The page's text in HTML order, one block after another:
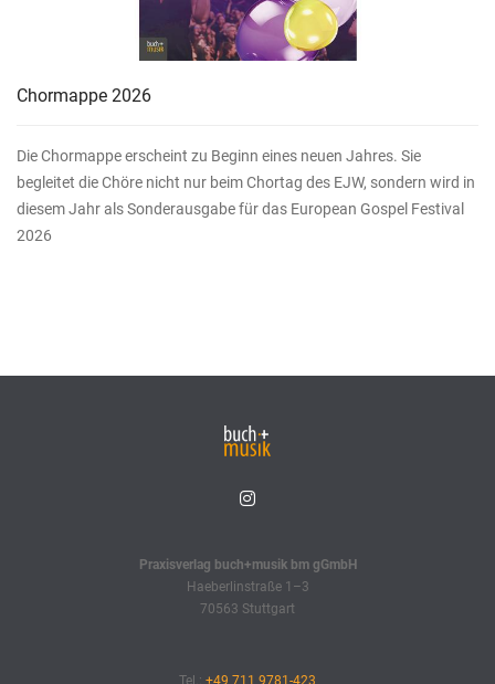
Chormappe 2026
Die Chormappe erscheint zu Beginn eines neuen Jahres. Sie
begleitet die Chöre nicht nur beim Chortag des EJW, sondern wird in
diesem Jahr als Sonderausgabe für das European Gospel Festival
2026
Praxisverlag buch+musik bm gGmbH
Haeberlinstraße 1–3
70563 Stuttgart
Tel.: +49 711 9781-423